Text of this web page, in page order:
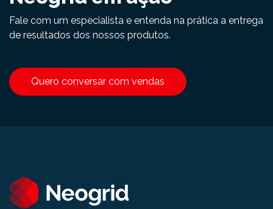
Fale com um especialista e entenda na prática a entrega
de resultados dos nossos produtos.
Quero conversar com vendas